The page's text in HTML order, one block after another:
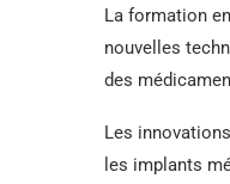
La formation
nouvelles
des
Les
les implants